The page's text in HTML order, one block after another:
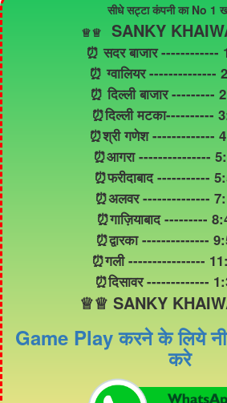
सीधे सट्टा कंपनी का No 1
♕♕ SANKY
⏰ सदर बाजार ------------
⏰ ग्वालियर --------------
⏰ दिल्ली बाजार ---------
⏰दिल्ली मटका----------
⏰श्री गणेश -------------
⏰आगरा ---------------
⏰फरीदाबाद -----------
⏰अलवर --------------
⏰गाज़ियाबाद ---------
⏰द्वारका --------------
⏰गली ----------------
⏰दिसावर -------------
♕♕ SANKY
Game Play करने के लिये
करे